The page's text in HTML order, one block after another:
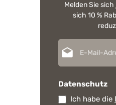
Melden Sie
sich 10 %
Datenschutz
Ich habe die